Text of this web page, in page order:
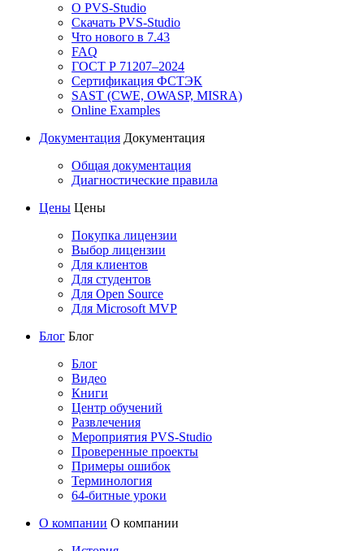
О PVS-Studio
Скачать PVS-Studio
Что нового в 7.43
FAQ
ГОСТ Р 71207–2024
Сертификация ФСТЭК
SAST (CWE, OWASP, MISRA)
Online Examples
Документация Документация
Общая документация
Диагностические правила
Цены Цены
Покупка лицензии
Выбор лицензии
Для клиентов
Для студентов
Для Open Source
Для Microsoft MVP
Блог Блог
Блог
Видео
Книги
Центр обучений
Развлечения
Мероприятия PVS-Studio
Проверенные проекты
Примеры ошибок
Терминология
64-битные уроки
О компании О компании